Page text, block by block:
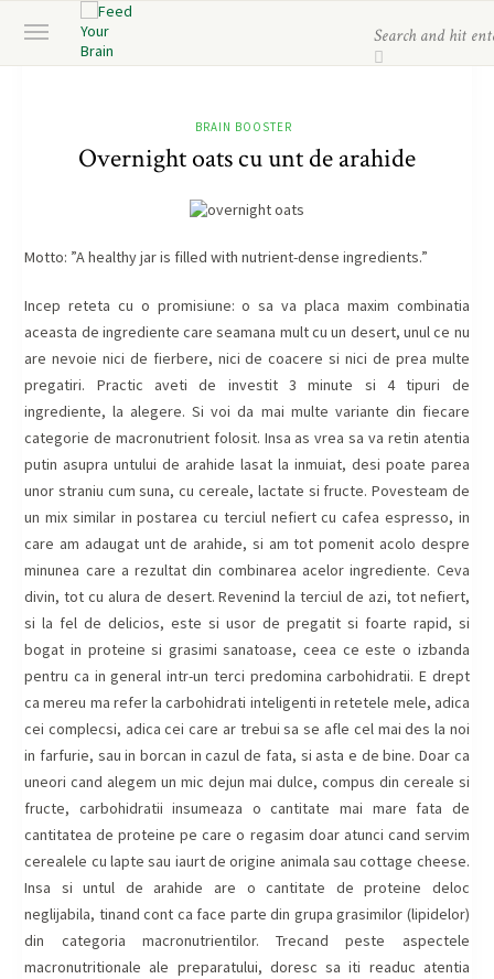
BRAIN BOOSTER
Overnight oats cu unt de arahide
Motto: ”A healthy jar is filled with nutrient-dense ingredients.”
Incep reteta cu o promisiune: o sa va placa maxim combinatia
aceasta de ingrediente care seamana mult cu un desert, unul ce nu
are nevoie nici de fierbere, nici de coacere si nici de prea multe
pregatiri. Practic aveti de investit 3 minute si 4 tipuri de
ingrediente, la alegere. Si voi da mai multe variante din fiecare
categorie de macronutrient folosit. Insa as vrea sa va retin atentia
putin asupra untului de arahide lasat la inmuiat, desi poate parea
unor straniu cum suna, cu cereale, lactate si fructe. Povesteam de
un mix similar in postarea cu terciul nefiert cu cafea espresso, in
care am adaugat unt de arahide, si am tot pomenit acolo despre
minunea care a rezultat din combinarea acelor ingrediente. Ceva
divin, tot cu alura de desert. Revenind la terciul de azi, tot nefiert,
si la fel de delicios, este si usor de pregatit si foarte rapid, si
bogat in proteine si grasimi sanatoase, ceea ce este o izbanda
pentru ca in general intr-un terci predomina carbohidratii. E drept
ca mereu ma refer la carbohidrati inteligenti in retetele mele, adica
cei complecsi, adica cei care ar trebui sa se afle cel mai des la noi
in farfurie, sau in borcan in cazul de fata, si asta e de bine. Doar ca
uneori cand alegem un mic dejun mai dulce, compus din cereale si
fructe, carbohidratii insumeaza o cantitate mai mare fata de
cantitatea de proteine pe care o regasim doar atunci cand servim
cerealele cu lapte sau iaurt de origine animala sau cottage cheese.
Insa si untul de arahide are o cantitate de proteine deloc
neglijabila, tinand cont ca face parte din grupa grasimilor (lipidelor)
din categoria macronutrientilor. Trecand peste aspectele
macronutritionale ale preparatului, doresc sa iti readuc atentia